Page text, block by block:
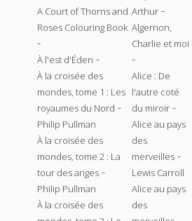
A Court of Thorns and
Roses Colouring Book
-
À l'est d'Éden -
À la croisée des
mondes, tome 1 : Les
royaumes du Nord -
Philip Pullman
À la croisée des
mondes, tome 2 : La
tour des anges -
Philip Pullman
À la croisée des
Arthur -
Algernon,
Charlie et moi
-
Alice : De
l'autre coté
du miroir -
Alice au pays
des
merveilles -
Lewis Carroll
Alice au pays
des